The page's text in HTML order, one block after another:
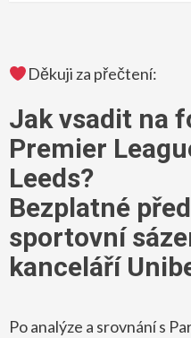
Děkuji za přečtení:
Jak vsadit na
Premier
Leeds?
Bezplatné
sportovní
kanceláří
Po analýze a srovnání s